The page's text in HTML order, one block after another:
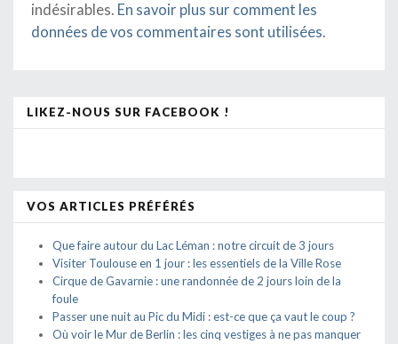
indésirables. En savoir plus sur comment les
données de vos commentaires sont utilisées.
LIKEZ-NOUS SUR FACEBOOK !
VOS ARTICLES PRÉFÉRÉS
Que faire autour du Lac Léman : notre circuit de 3 jours
Visiter Toulouse en 1 jour : les essentiels de la Ville Rose
Cirque de Gavarnie : une randonnée de 2 jours loin de la
foule
Passer une nuit au Pic du Midi : est-ce que ça vaut le coup ?
Où voir le Mur de Berlin : les cinq vestiges à ne pas manquer